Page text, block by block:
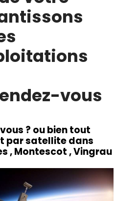
vous
? ou bien tout
par satellite dans
, Montescot , Vingrau